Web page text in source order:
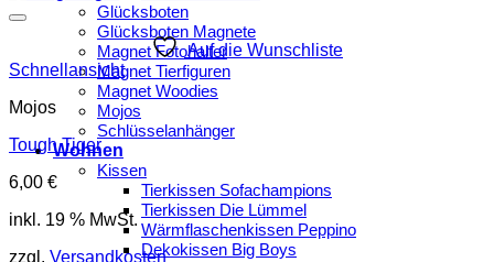
Glücksboten
Glücksboten Magnete
Magnet Fotohalter
Magnet Tierfiguren
Magnet Woodies
Mojos
Schlüsselanhänger
Wohnen
Kissen
Tierkissen Sofachampions
Tierkissen Die Lümmel
Wärmflaschenkissen Peppino
Dekokissen Big Boys
Auf die Wunschliste
Schnellansicht
Mojos
Tough Tiger
6,00 €
inkl. 19 % MwSt.
zzgl. Versandkosten